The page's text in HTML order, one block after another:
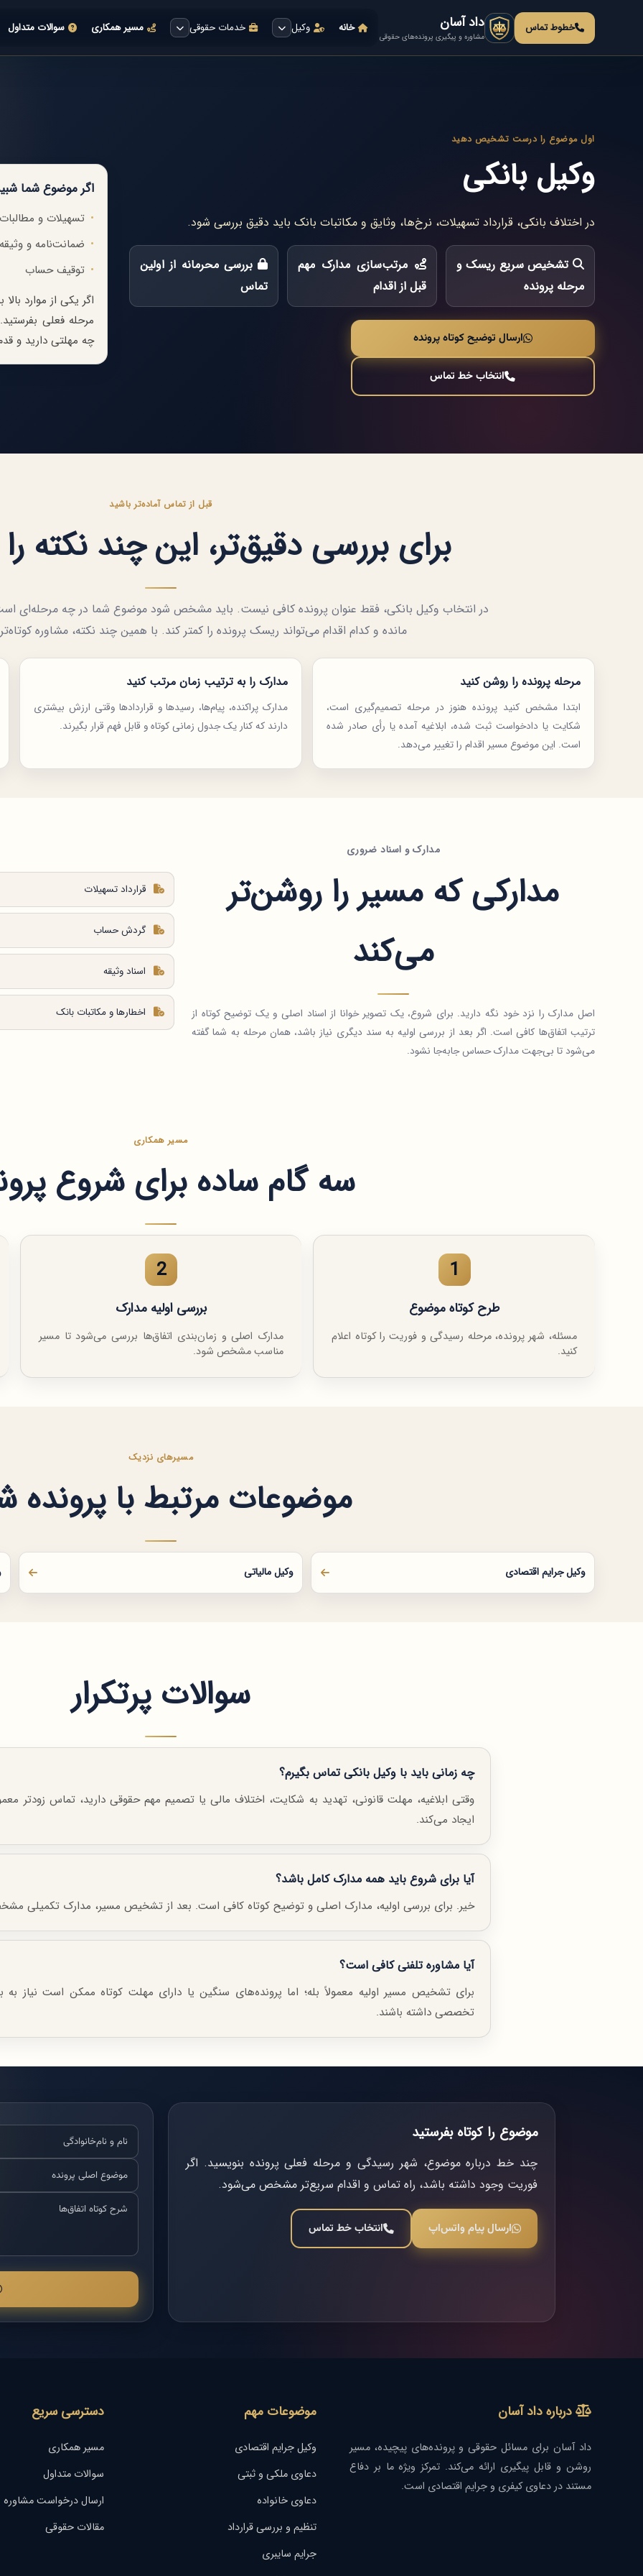
داد آسان
مشاوره و پیگیری پرونده‌های حقوقی
خانه وکیل خدمات حقوقی مسیر همکاری سوالات متداول خطوط تماس
اول موضوع را درست تشخیص دهید
وکیل بانکی
در اختلاف بانکی، قرارداد تسهیلات، نرخ‌ها، وثایق و مکاتبات بانک باید دقیق بررسی شود.
تشخیص سریع ریسک و
مرحله پرونده
مرتب‌سازی مدارک مهم
قبل از اقدام
بررسی محرمانه از اولین
تماس
ارسال توضیح کوتاه پرونده
انتخاب خط تماس
اگر موضوع شما
تسهیلات و
ضمانت‌نامه و وثیقه
توقیف حساب
اگر یکی از موارد
مرحله فعلی
چه مهلتی دارید و
قبل از تماس آماده‌تر باشید
برای بررسی دقیق‌تر، این چند نکته
در انتخاب وکیل بانکی، فقط عنوان پرونده کافی نیست. باید مشخص شود موضوع شما در چه مرحله‌ای
مانده و کدام اقدام می‌تواند ریسک پرونده را کمتر کند. با همین چند نکته، مشاوره
مرحله پرونده را روشن کنید
ابتدا مشخص کنید پرونده هنوز در مرحله تصمیم‌گیری است،
شکایت یا دادخواست ثبت شده، ابلاغیه آمده یا رأی صادر شده
است. این موضوع مسیر اقدام را تغییر می‌دهد.
مدارک را به ترتیب زمان مرتب کنید
مدارک پراکنده، پیام‌ها، رسیدها و قراردادها وقتی ارزش بیشتری
دارند که کنار یک جدول زمانی کوتاه و قابل فهم قرار بگیرند.
مدارک و اسناد ضروری
مدارکی که مسیر را روشن‌تر
می‌کند
اصل مدارک را نزد خود نگه دارید. برای شروع، یک تصویر خوانا از اسناد اصلی و یک توضیح کوتاه از
ترتیب اتفاق‌ها کافی است. اگر بعد از بررسی اولیه به سند دیگری نیاز باشد، همان مرحله به شما گفته
می‌شود تا بی‌جهت مدارک حساس جابه‌جا نشود.
قرارداد تسهیلات
گردش حساب
اسناد وثیقه
اخطارها و مکاتبات بانک
مسیر همکاری
سه گام ساده برای شروع
1
طرح کوتاه موضوع
مسئله، شهر پرونده، مرحله رسیدگی و فوریت را کوتاه اعلام
کنید.
2
بررسی اولیه مدارک
مدارک اصلی و زمان‌بندی اتفاق‌ها بررسی می‌شود تا مسیر
مناسب مشخص شود.
مسیرهای نزدیک
موضوعات مرتبط با پرونده
وکیل جرایم اقتصادی وکیل مالیاتی
سوالات پرتکرار
چه زمانی باید با وکیل بانکی تماس بگیرم؟
وقتی ابلاغیه، مهلت قانونی، تهدید به شکایت، اختلاف مالی یا تصمیم مهم حقوقی دارید، تماس زودتر
ایجاد می‌کند.
آیا برای شروع باید همه مدارک کامل باشد؟
خیر. برای بررسی اولیه، مدارک اصلی و توضیح کوتاه کافی است. بعد از تشخیص مسیر، مدارک تکمیلی
آیا مشاوره تلفنی کافی است؟
برای تشخیص مسیر اولیه معمولاً بله؛ اما پرونده‌های سنگین یا دارای مهلت کوتاه ممکن است نیاز
تخصصی داشته باشند.
موضوع را کوتاه بفرستید
چند خط درباره موضوع، شهر رسیدگی و مرحله فعلی پرونده بنویسید. اگر
فوریت وجود داشته باشد، راه تماس و اقدام سریع‌تر مشخص می‌شود.
ارسال پیام واتس‌اپ انتخاب خط تماس
درباره داد آسان
داد آسان برای مسائل حقوقی و پرونده‌های پیچیده، مسیر
روشن و قابل پیگیری ارائه می‌کند. تمرکز ویژه ما بر دفاع
مستند در دعاوی کیفری و جرایم اقتصادی است.
موضوعات مهم
وکیل جرایم اقتصادی
دعاوی ملکی و ثبتی
دعاوی خانواده
تنظیم و بررسی قرارداد
جرایم سایبری
دسترسی سریع
مسیر همکاری
سوالات متداول
ارسال درخواست مشاوره
مقالات حقوقی